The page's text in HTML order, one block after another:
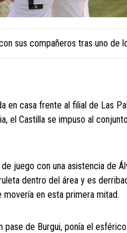
sus compañeros tras uno de
en casa frente al filial de Las
el Castilla se impuso al
juego con una asistencia de
dentro del área y es
en esta primera mitad.
de Burgui, ponía el